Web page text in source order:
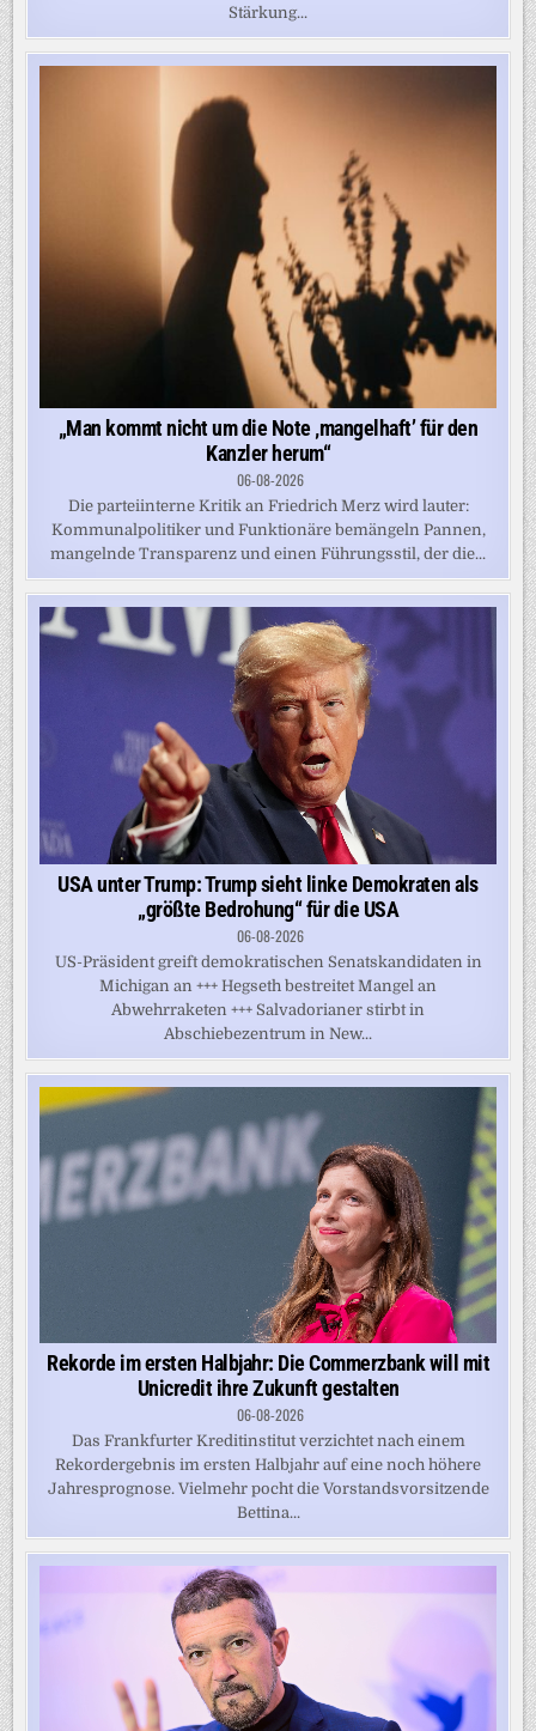
Stärkung...
„Man kommt nicht um die Note ‚mangelhaft’ für den
Kanzler herum“
06-08-2026
Die parteiinterne Kritik an Friedrich Merz wird lauter:
Kommunalpolitiker und Funktionäre bemängeln Pannen,
mangelnde Transparenz und einen Führungsstil, der die...
USA unter Trump: Trump sieht linke Demokraten als
„größte Bedrohung“ für die USA
06-08-2026
US-Präsident greift demokratischen Senatskandidaten in
Michigan an +++ Hegseth bestreitet Mangel an
Abwehrraketen +++ Salvadorianer stirbt in
Abschiebezentrum in New...
Rekorde im ersten Halbjahr: Die Commerzbank will mit
Unicredit ihre Zukunft gestalten
06-08-2026
Das Frankfurter Kreditinstitut verzichtet nach einem
Rekordergebnis im ersten Halbjahr auf eine noch höhere
Jahresprognose. Vielmehr pocht die Vorstandsvorsitzende
Bettina...